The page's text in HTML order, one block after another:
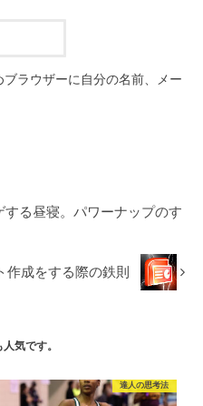
ラウザーに自分の名前、メー
る昼寝。パワーナップのす
作成をする際の鉄則
気です。
達人の思考法